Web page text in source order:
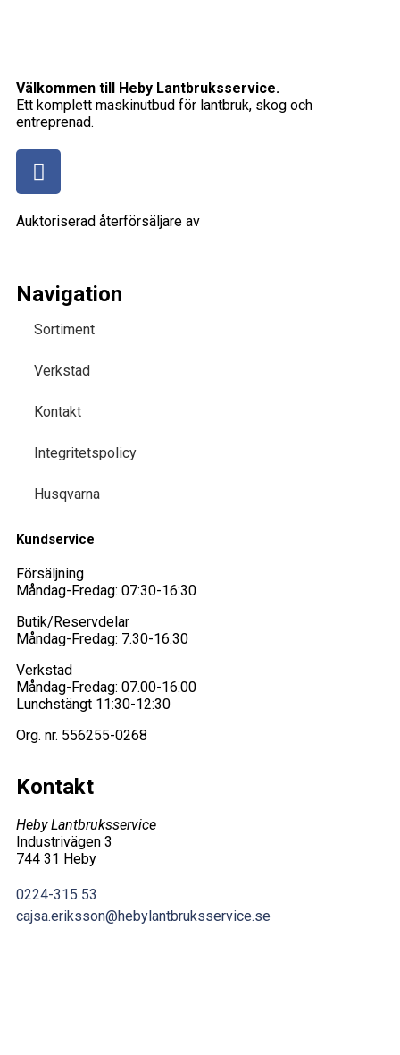
Välkommen till Heby Lantbruksservice.
Ett komplett maskinutbud för lantbruk, skog och
entreprenad.
Auktoriserad återförsäljare av
Navigation
Sortiment
Verkstad
Kontakt
Integritetspolicy
Husqvarna
Kundservice
Försäljning
Måndag-Fredag: 07:30-16:30
Butik/Reservdelar
Måndag-Fredag: 7.30-16.30
Verkstad
Måndag-Fredag: 07.00-16.00
Lunchstängt 11:30-12:30
Org. nr. 556255-0268
Kontakt
Heby Lantbruksservice
Industrivägen 3
744 31 Heby
0224-315 53
cajsa.eriksson@hebylantbruksservice.se